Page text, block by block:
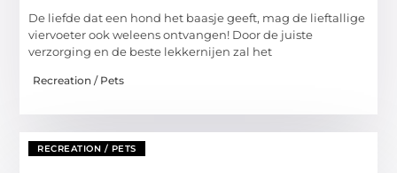
De liefde dat een hond het baasje geeft, mag de lieftallige
viervoeter ook weleens ontvangen! Door de juiste
verzorging en de beste lekkernijen zal het
Recreation / Pets
RECREATION / PETS